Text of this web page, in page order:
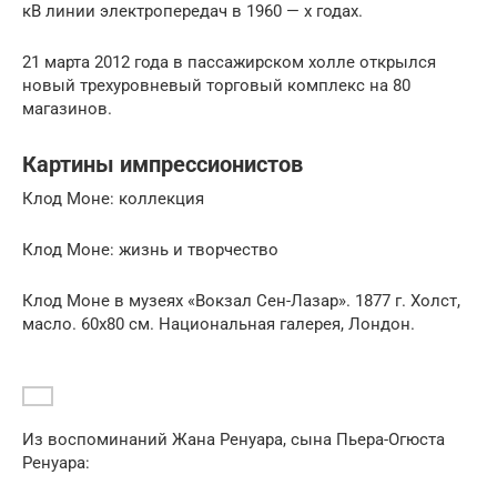
кВ линии электропередач в 1960 — х годах.
21 марта 2012 года в пассажирском холле открылся
новый трехуровневый торговый комплекс на 80
магазинов.
Картины импрессионистов
Клод Моне: коллекция
Клод Моне: жизнь и творчество
Клод Моне в музеях «Вокзал Сен-Лазар». 1877 г. Холст,
масло. 60х80 см. Национальная галерея, Лондон.
Из воспоминаний Жана Ренуара, сына Пьера-Огюста
Ренуара: